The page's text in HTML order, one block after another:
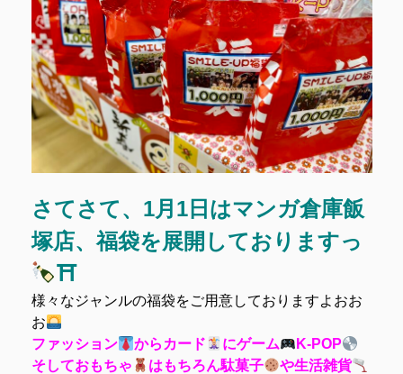
さてさて、1月1日はマンガ倉庫飯
塚店、福袋を展開しておりますっ
⛩
様々なジャンルの福袋をご用意しておりますよおお
お
ファッション
からカード にゲーム
K-POP
そしておもちゃ
はもちろん駄菓子
や生活雑貨